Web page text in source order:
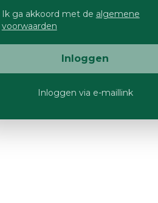
Ik ga akkoord met de algemene
voorwaarden
Inloggen
Inloggen via e-maillink